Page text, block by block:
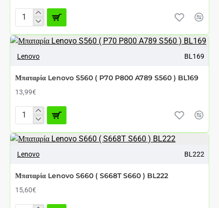
Μπαταρία
(
A360
A530
A560e
A668t
A780
a790e
K2
S680
S760)
Lenovo BL169
Μπαταρία Lenovo S560 ( P70 P800 A789 S560 ) BL169
13,99€
Μπαταρία
S560
P70
S560
)
Lenovo BL222
Μπαταρία Lenovo S660 ( S668T S660 ) BL222
15,60€